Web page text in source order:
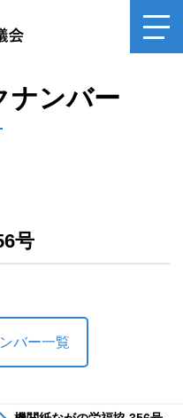
一般社団法人長野
6029
キューロウフク
祭日を除く）
ナンバー
号
バー一覧